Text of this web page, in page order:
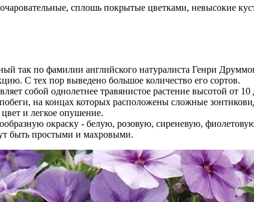
сплошь покрытые цветками, невысокие
так по фамилии английского натуралиста Генри
С тех пор выведено большое количество его сортов.
собой однолетнее травянистое растение высотой от
на концах которых расположены сложные
и легкое опушение.
окраску - белую, розовую, сиреневую,
быть простыми и махровыми.